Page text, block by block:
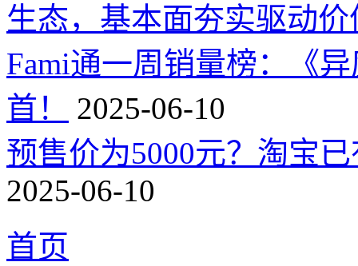
生态，基本面夯实驱动价
Fami通一周销量榜：《
首！
2025-06-10
预售价为5000元？淘宝
2025-06-10
首页